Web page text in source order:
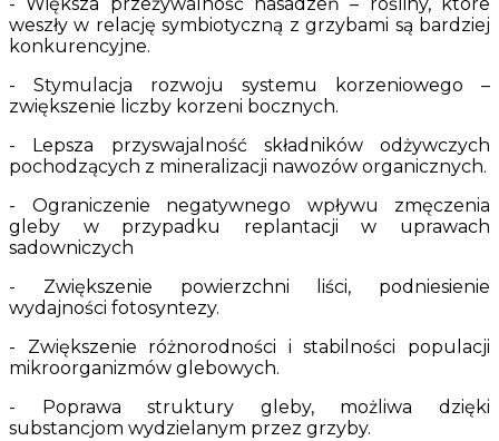
- Większa przeżywalność nasadzeń – rośliny, które
weszły w relację symbiotyczną z grzybami są bardziej
konkurencyjne.
- Stymulacja rozwoju systemu korzeniowego –
zwiększenie liczby korzeni bocznych.
- Lepsza przyswajalność składników odżywczych
pochodzących z mineralizacji nawozów organicznych.
- Ograniczenie negatywnego wpływu zmęczenia
gleby w przypadku replantacji w uprawach
sadowniczych
- Zwiększenie powierzchni liści, podniesienie
wydajności fotosyntezy.
- Zwiększenie różnorodności i stabilności populacji
mikroorganizmów glebowych.
- Poprawa struktury gleby, możliwa dzięki
substancjom wydzielanym przez grzyby.